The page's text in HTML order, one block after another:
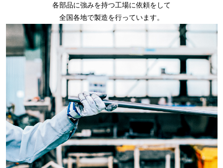
各部品に強みを持つ工場に依頼をして
全国各地で製造を行っています。